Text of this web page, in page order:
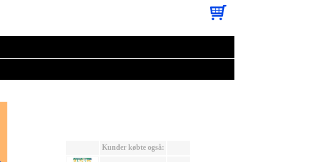
Kunder købte også: